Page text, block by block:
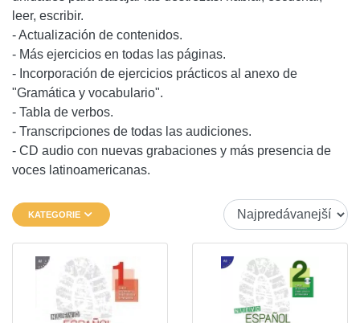
leer, escribir.
- Actualización de contenidos.
- Más ejercicios en todas las páginas.
- Incorporación de ejercicios prácticos al anexo de
"Gramática y vocabulario".
- Tabla de verbos.
- Transcripciones de todas las audiciones.
- CD audio con nuevas grabaciones y más presencia de
voces latinoamericanas.
KATEGORIE